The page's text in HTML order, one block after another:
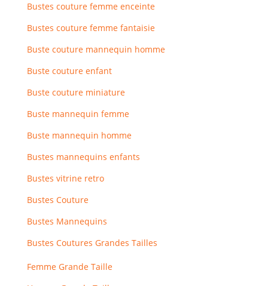
Bustes couture femme enceinte
Bustes couture femme fantaisie
Buste couture mannequin homme
Buste couture enfant
Buste couture miniature
Buste mannequin femme
Buste mannequin homme
Bustes mannequins enfants
Bustes vitrine retro
Bustes Couture
Bustes Mannequins
Bustes Coutures Grandes Tailles
Femme Grande Taille